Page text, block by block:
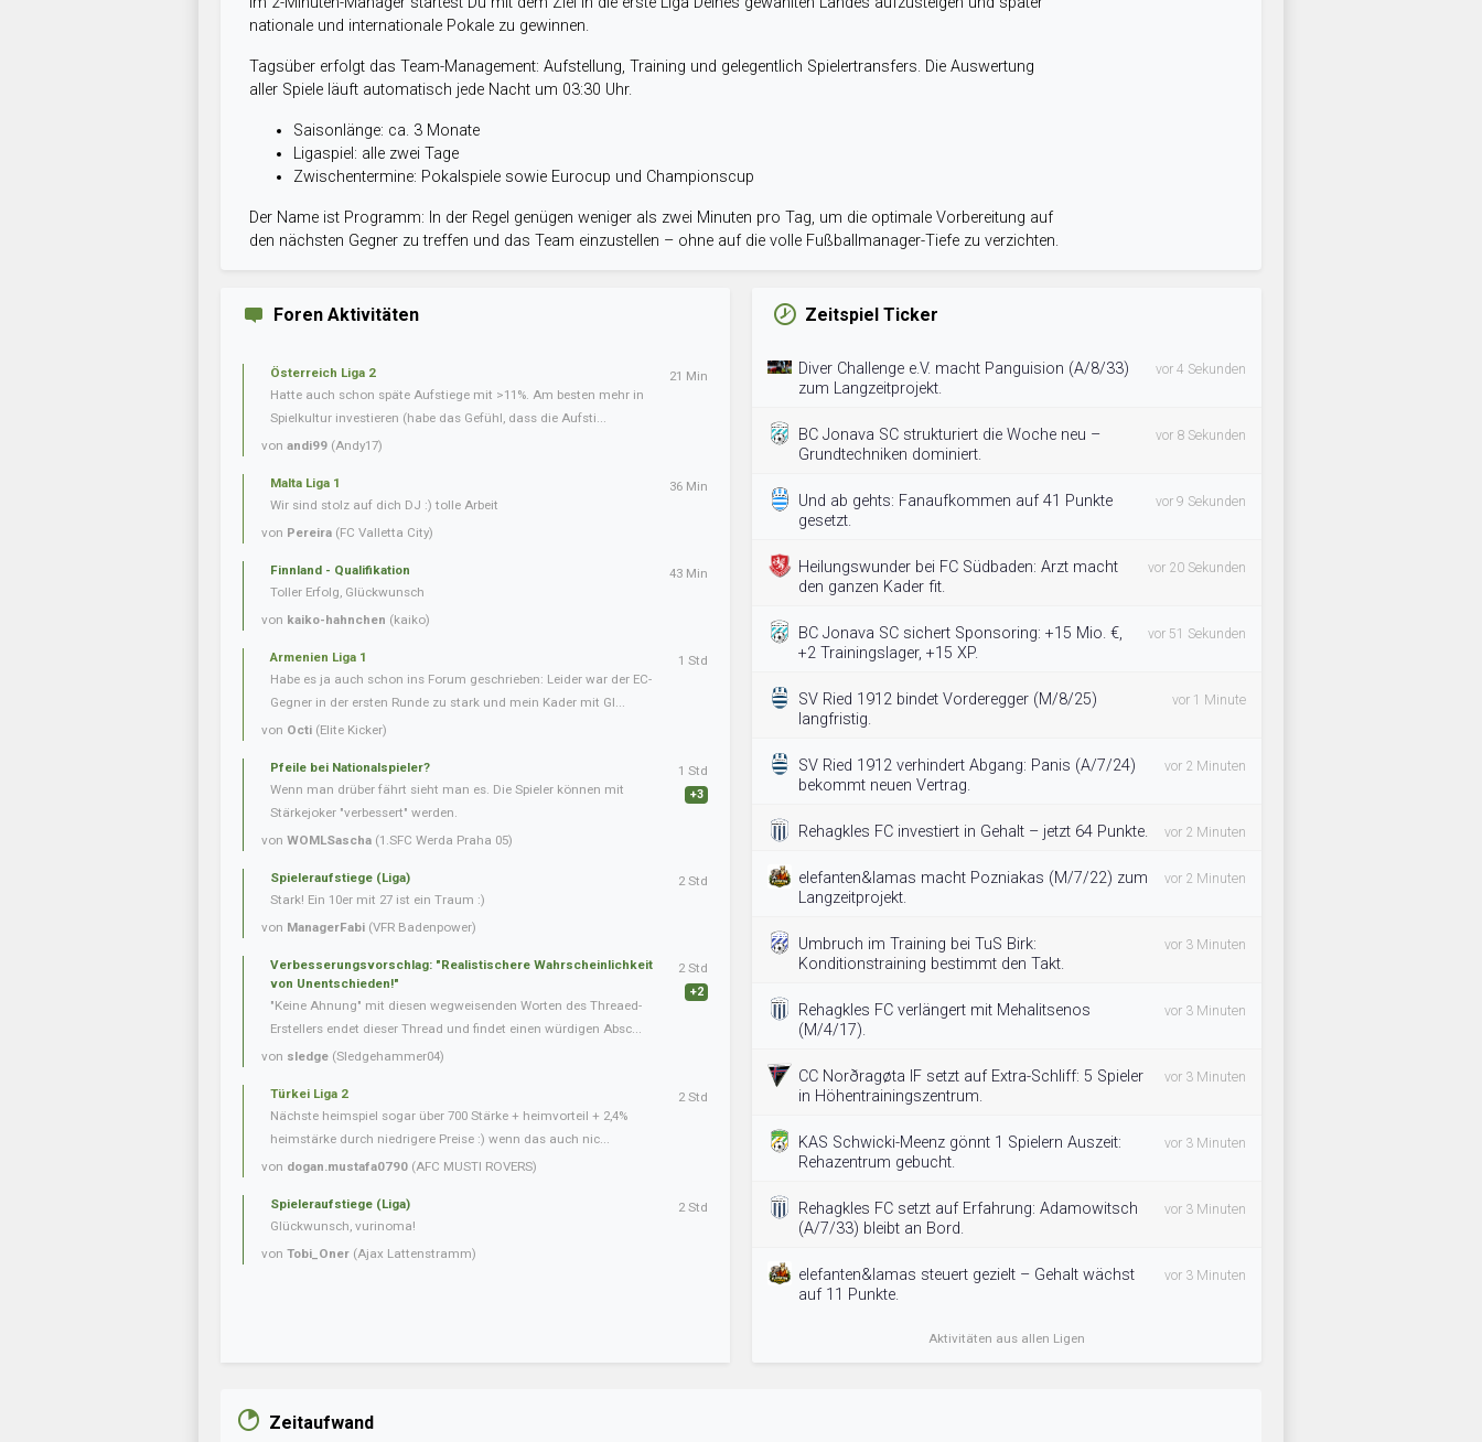
nationale und internationale Pokale zu gewinnen.
Tagsüber erfolgt das Team-Management: Aufstellung, Training und gelegentlich Spielertransfers. Die Auswertung
aller Spiele läuft automatisch jede Nacht um 03:30 Uhr.
Saisonlänge: ca. 3 Monate
Ligaspiel: alle zwei Tage
Zwischentermine: Pokalspiele sowie Eurocup und Championscup
Der Name ist Programm: In der Regel genügen weniger als zwei Minuten pro Tag, um die optimale Vorbereitung auf
den nächsten Gegner zu treffen und das Team einzustellen – ohne auf die volle Fußballmanager-Tiefe zu verzichten.
Foren Aktivitäten
Österreich Liga 2
Hatte auch schon späte Aufstiege mit >11%. Am besten mehr in
Spielkultur investieren (habe das Gefühl, dass die Aufsti...
von andi99 (Andy17)
21 Min
Malta Liga 1
Wir sind stolz auf dich DJ :) tolle Arbeit
von Pereira (FC Valletta City)
36 Min
Finnland - Qualifikation
Toller Erfolg, Glückwunsch
von kaiko-hahnchen (kaiko)
43 Min
Armenien Liga 1
Habe es ja auch schon ins Forum geschrieben: Leider war der EC-
Gegner in der ersten Runde zu stark und mein Kader mit Gl...
von Octi (Elite Kicker)
1 Std
Pfeile bei Nationalspieler?
Wenn man drüber fährt sieht man es. Die Spieler können mit
Stärkejoker "verbessert" werden.
von WOMLSascha (1.SFC Werda Praha 05)
1 Std
+3
Spieleraufstiege (Liga)
Stark! Ein 10er mit 27 ist ein Traum :)
von ManagerFabi (VFR Badenpower)
2 Std
Verbesserungsvorschlag: "Realistischere Wahrscheinlichkeit
von Unentschieden!"
"Keine Ahnung" mit diesen wegweisenden Worten des Threaed-
Erstellers endet dieser Thread und findet einen würdigen Absc...
von sledge (Sledgehammer04)
2 Std
+2
Türkei Liga 2
Nächste heimspiel sogar über 700 Stärke + heimvorteil + 2,4%
heimstärke durch niedrigere Preise :) wenn das auch nic...
von dogan.mustafa0790 (AFC MUSTI ROVERS)
2 Std
Spieleraufstiege (Liga)
Glückwunsch, vurinoma!
von Tobi_Oner (Ajax Lattenstramm)
2 Std
Zeitspiel Ticker
Diver Challenge e.V. macht Panguision (A/8/33)
zum Langzeitprojekt.
vor 4 Sekunden
BC Jonava SC strukturiert die Woche neu –
Grundtechniken dominiert.
vor 8 Sekunden
Und ab gehts: Fanaufkommen auf 41 Punkte
gesetzt.
vor 9 Sekunden
Heilungswunder bei FC Südbaden: Arzt macht
den ganzen Kader fit.
vor 20 Sekunden
BC Jonava SC sichert Sponsoring: +15 Mio. €,
+2 Trainingslager, +15 XP.
vor 51 Sekunden
SV Ried 1912 bindet Vorderegger (M/8/25)
langfristig.
vor 1 Minute
SV Ried 1912 verhindert Abgang: Panis (A/7/24)
bekommt neuen Vertrag.
vor 2 Minuten
Rehagkles FC investiert in Gehalt – jetzt 64 Punkte. vor 2 Minuten
elefanten&lamas macht Pozniakas (M/7/22) zum
Langzeitprojekt.
vor 2 Minuten
Umbruch im Training bei TuS Birk:
Konditionstraining bestimmt den Takt.
vor 3 Minuten
Rehagkles FC verlängert mit Mehalitsenos
(M/4/17).
vor 3 Minuten
CC Norðragøta IF setzt auf Extra-Schliff: 5 Spieler
in Höhentrainingszentrum.
vor 3 Minuten
KAS Schwicki-Meenz gönnt 1 Spielern Auszeit:
Rehazentrum gebucht.
vor 3 Minuten
Rehagkles FC setzt auf Erfahrung: Adamowitsch
(A/7/33) bleibt an Bord.
vor 3 Minuten
elefanten&lamas steuert gezielt – Gehalt wächst
auf 11 Punkte.
vor 3 Minuten
Aktivitäten aus allen Ligen
Zeitaufwand